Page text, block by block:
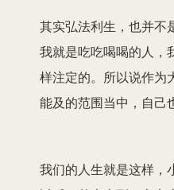
其实弘法利生，也并不
我就是吃吃喝喝的人，
样注定的。所以说作为
能及的范围当中，自己
我们的人生就是这样，